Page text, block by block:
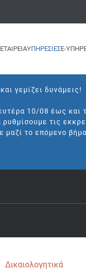
ΥΠΗΡΕΣΙΕΣE-
γεμίζει δυνάμεις!
10/08 έως
ρυθμίσουμε τις
μαζί το επόμενο
Δικαιολογητικά